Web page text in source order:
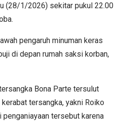
(28/1/2026) sekitar pukul 22.00
pengaruh minuman keras
di depan rumah saksi korban,
Bona Parte tersulut
tersangka, yakni Roiko
tersebut karena